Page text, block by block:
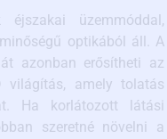
éjszakai üzemmóddal,
optikából áll. A
azonban erősítheti az
világítás, amely tolatás
Ha korlátozott látási
szeretné növelni a